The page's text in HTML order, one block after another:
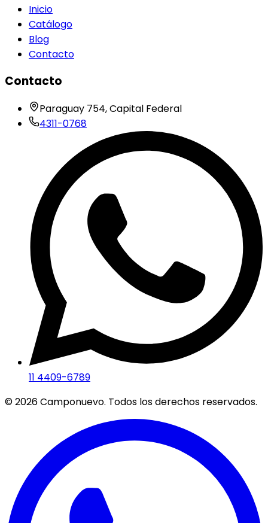
Inicio
Catálogo
Blog
Contacto
Contacto
Paraguay 754, Capital Federal
4311-0768
11 4409-6789
©2026Camponuevo. Todos los derechos reservados.